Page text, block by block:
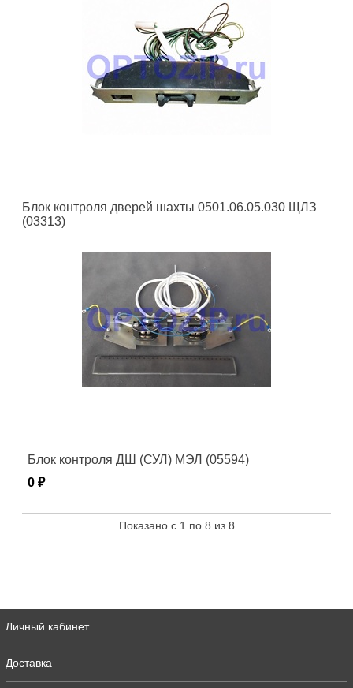
Блок контроля дверей шахты 0501.06.05.030 ЩЛЗ
(03313)
Блок контроля ДШ (СУЛ) МЭЛ (05594)
0 ₽
Показано с 1 по 8 из 8
Личный кабинет
Доставка